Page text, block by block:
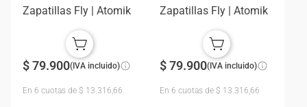
Zapatillas Fly | Atomik
$79.900(IVA incluido)
En 6 cuotas de $ 13.316,66
Zapatillas Fly | Atomik
$ 79.900(IVA incluido)
En 6 cuotas de $ 13.316,66